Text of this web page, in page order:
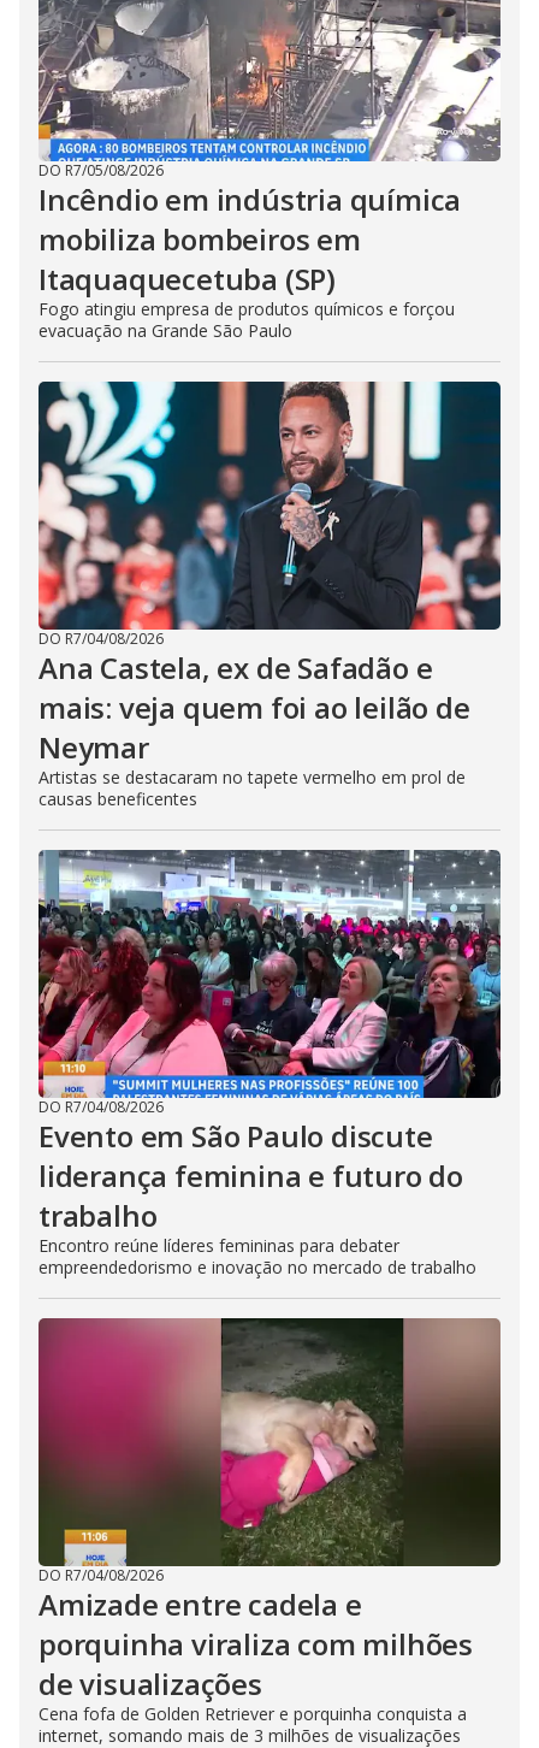
DO R7/05/08/2026
Incêndio em indústria química
mobiliza bombeiros em
Itaquaquecetuba (SP)
Fogo atingiu empresa de produtos químicos e forçou
evacuação na Grande São Paulo
DO R7/04/08/2026
Ana Castela, ex de Safadão e
mais: veja quem foi ao leilão de
Neymar
Artistas se destacaram no tapete vermelho em prol de
causas beneficentes
DO R7/04/08/2026
Evento em São Paulo discute
liderança feminina e futuro do
trabalho
Encontro reúne líderes femininas para debater
empreendedorismo e inovação no mercado de trabalho
DO R7/04/08/2026
Amizade entre cadela e
porquinha viraliza com milhões
de visualizações
Cena fofa de Golden Retriever e porquinha conquista a
internet, somando mais de 3 milhões de visualizações